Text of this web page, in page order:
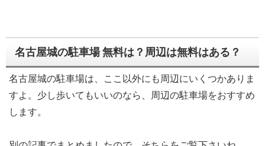
名古屋城の駐車場 無料は？周辺は無料はある？
名古屋城の駐車場は、ここ以外にも周辺にいくつかありま
すよ。少し歩いてもいいのなら、周辺の駐車場をおすすめ
します。